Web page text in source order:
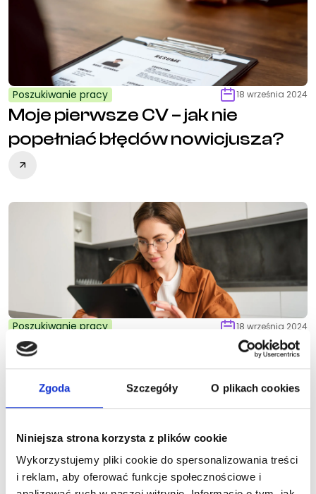
Zgoda Szczegóły O plikach cookies
Niniejsza strona korzysta z plików cookie
Wykorzystujemy pliki cookie do spersonalizowania treści
i reklam, aby oferować funkcje społecznościowe i
Poszukiwanie pracy 18 września 2024
Moje pierwsze CV – jak nie
popełniać błędów nowicjusza?
Poszukiwanie pracy 18 września 2024
Czynniki utrudniające
poszukiwanie pracy – jak ich
unikać?
POPRZEDNI 1 NASTĘPNY